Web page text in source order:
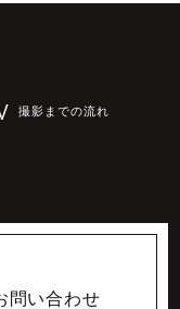
問い合わせ